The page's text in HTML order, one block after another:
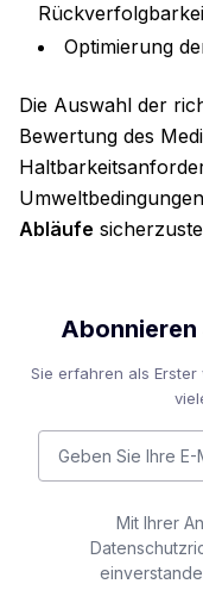
Optimierung
Die Auswahl der
Bewertung des
Abläufe
Abonnieren
Sie erfahren als
Mit Ihrer